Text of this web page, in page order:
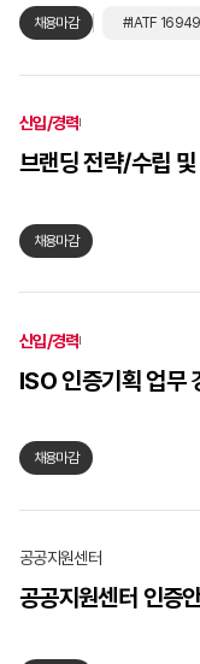
채용마감 #IATF 16949
신입/경력
브랜딩 전략/수립
채용마감
신입/경력
ISO 인증기획 업무
채용마감
공공지원센터
공공지원센터 인증